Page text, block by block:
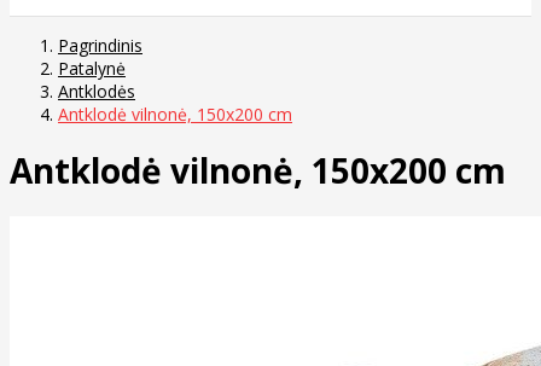
Pagrindinis
Patalynė
Antklodės
Antklodė vilnonė, 150x200 cm
Antklodė vilnonė, 150x200 cm